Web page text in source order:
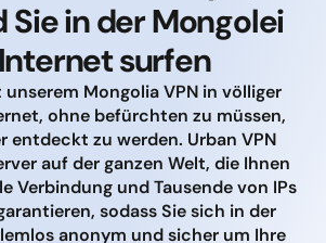
Sie in der Mongolei
surfen
Mongolia VPN in völliger
ohne befürchten zu müssen,
entdeckt zu werden. Urban VPN
auf der ganzen Welt, die Ihnen
Verbindung und Tausende von IPs
sodass Sie sich in der
anonym und sicher um Ihre